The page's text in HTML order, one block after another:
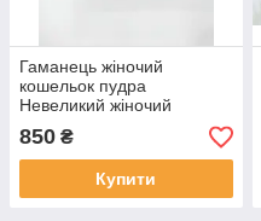
Гаманець жіночий
кошельок пудра
Невеликий жіночий
гаманець, Стильний
жіночий гаманець
850 ₴
Купити